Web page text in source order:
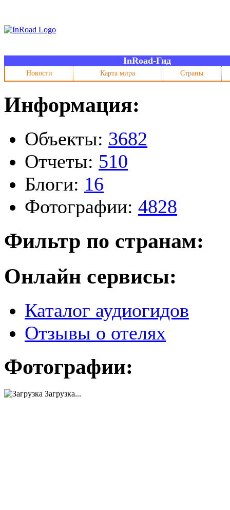
InRoad-Гид
Новости Карта мира Страны
Информация:
Объекты: 3682
Отчеты: 510
Блоги: 16
Фотографии: 4828
Фильтр по странам:
Онлайн сервисы:
Каталог аудиогидов
Отзывы о отелях
Фотографии:
Загрузка...